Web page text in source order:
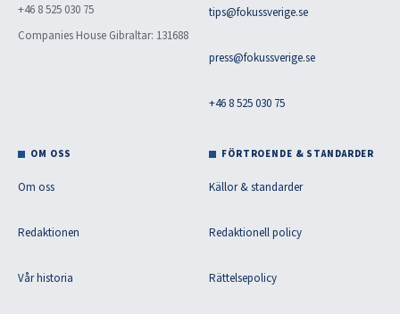
+46 8 525 030 75
Companies House Gibraltar: 131688
tips@fokussverige.se
press@fokussverige.se
+46 8 525 030 75
OM OSS
Om oss
Redaktionen
Vår historia
FÖRTROENDE & STANDARDER
Källor & standarder
Redaktionell policy
Rättelsepolicy